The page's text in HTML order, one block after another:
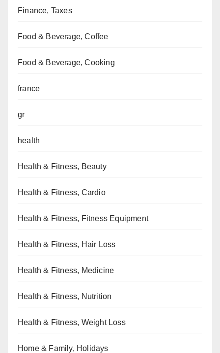
Finance, Taxes
Food & Beverage, Coffee
Food & Beverage, Cooking
france
gr
health
Health & Fitness, Beauty
Health & Fitness, Cardio
Health & Fitness, Fitness Equipment
Health & Fitness, Hair Loss
Health & Fitness, Medicine
Health & Fitness, Nutrition
Health & Fitness, Weight Loss
Home & Family, Holidays